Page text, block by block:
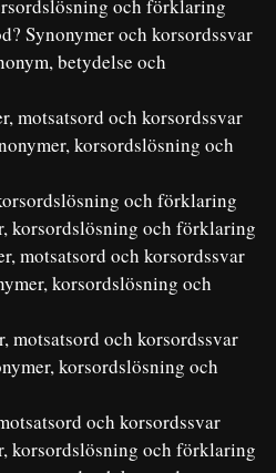
och förklaring
Synonymer och korsordssvar
betydelse och
motsatsord och korsordssvar
korsordslösning och
och förklaring
korsordslösning och förklaring
motsatsord och korsordssvar
korsordslösning och
motsatsord och korsordssvar
korsordslösning och
och korsordssvar
korsordslösning och förklaring